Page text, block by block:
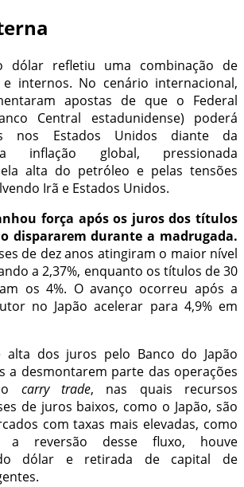
dólar refletiu uma combinação de
internos. No cenário internacional,
apostas de que o Federal
Central estadunidense) poderá
nos Estados Unidos diante da
inflação global, pressionada
alta do petróleo e pelas tensões
Irã e Estados Unidos.
força após os juros dos títulos
dispararem durante a madrugada.
de dez anos atingiram o maior nível
a 2,37%, enquanto os títulos de 30
os 4%. O avanço ocorreu após a
no Japão acelerar para 4,9% em
alta dos juros pelo Banco do Japão
a desmontarem parte das operações
carry trade, nas quais recursos
de juros baixos, como o Japão, são
com taxas mais elevadas, como
reversão desse fluxo, houve
dólar e retirada de capital de